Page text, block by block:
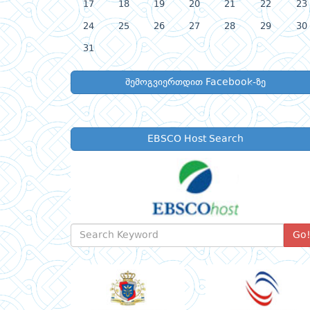
17 18 19 20 21 22 23
24 25 26 27 28 29 30
31
შემოგვიერთდით Facebook-ზე
EBSCO Host Search
Go!